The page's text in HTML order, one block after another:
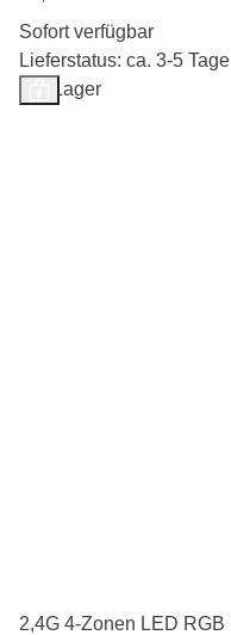
Sofort verfügbar
Lieferstatus: ca. 3-5 Tage
Auf Lager
2,4G 4-Zonen LED